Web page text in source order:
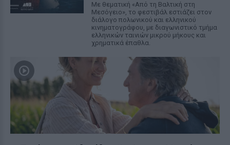
Με θεματική «Από τη Βαλτική στη
Μεσόγειο», το φεστιβάλ εστιάζει στον
διάλογο πολωνικού και ελληνικού
κινηματογράφου, με διαγωνιστικό τμήμα
ελληνικών ταινιών μικρού μήκους και
χρηματικά έπαθλα.